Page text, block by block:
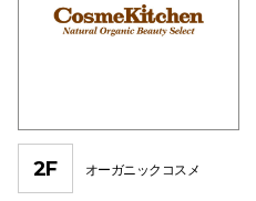
2F オーガニックコスメ